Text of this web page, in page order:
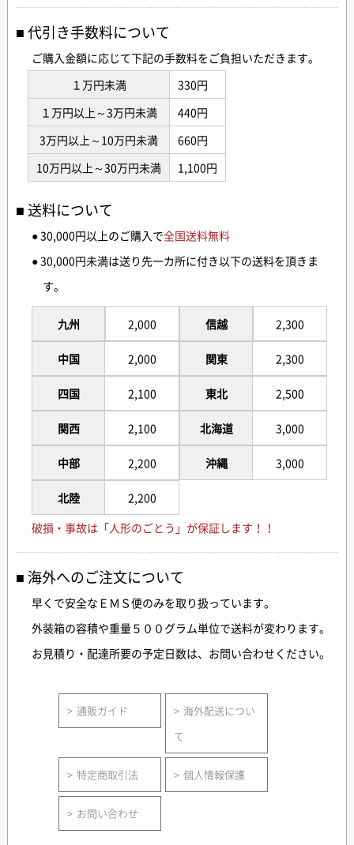
代引き手数料について
ご購入金額に応じて下記の手数料をご負担いただきます。
１万円未満
330円
１万円以上～3万円未満
440円
3万円以上～10万円未満
660円
10万円以上～30万円未満
1,100円
送料について
● 30,000円以上のご購入で全国送料無料
● 30,000円未満は送り先一カ所に付き以下の送料を頂きま
す。
九州
中国
四国
関西
中部
北陸
2,000
2,000
2,100
2,100
2,200
2,200
信越
関東
東北
北海道
沖縄
2,300
2,300
2,500
3,000
3,000
破損・事故は「人形のごとう」が保証します！！
海外へのご注文について
早くで安全なＥＭＳ便のみを取り扱っています。
外装箱の容積や重量５００グラム単位で送料が変わります。
お見積り・配達所要の予定日数は、お問い合わせください。
通販ガイド
海外配送につい
て
特定商取引法 個人情報保護
お問い合わせ